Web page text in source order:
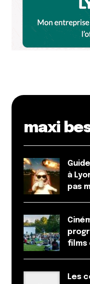
E-mail*
navigateur pour
maxi
à
pas
films
Les